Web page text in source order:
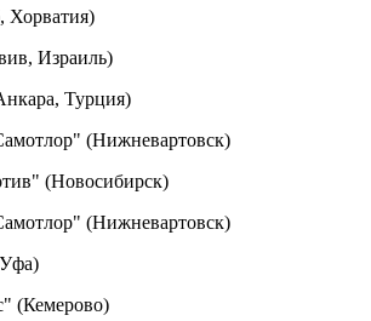
Хорватия)
Израиль)
Турция)
(Нижневартовск)
(Новосибирск)
(Нижневартовск)
(Кемерово)